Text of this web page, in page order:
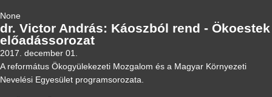
None
dr. Victor András: Káoszból rend - Ökoestek
előadássorozat
2017. december 01.
A református Ökogyülekezeti Mozgalom és a Magyar Környezeti
Nevelési Egyesület programsorozata.